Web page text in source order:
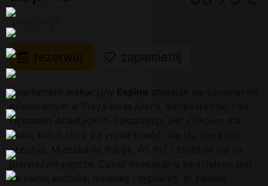
rezerwuj
Apartament wakacyjny
mieszkalnym w Playa de la Arena, bezpośrednio nad
Oceanem Atlantyckim. Lokalizacja jest ciekawa dla
osób, które chcą się zrelaksować, ale też chcą coś
przeżyć. Mieszkanie ma ok. 65 m2 i znajduje się na
na salon, kuchnię, łazienkę i sypialnię. W salonie